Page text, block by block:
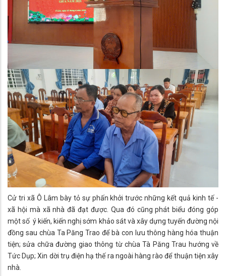
Cử tri xã Ô Lâm bày tỏ sự phấn khởi trước những kết quả kinh tế -
xã hội mà xã nhà đã đạt được. Qua đó cũng phát biểu đóng góp
một số ý kiến, kiến nghị sớm khảo sát và xây dựng tuyến đường nội
đồng sau chùa Ta Păng Trao để bà con lưu thông hàng hóa thuận
tiện; sửa chữa đường giao thông từ chùa Tà Păng Trau hướng về
Tức Dụp; Xin dời trụ điện hạ thế ra ngoài hàng rào để thuận tiện xây
nhà.